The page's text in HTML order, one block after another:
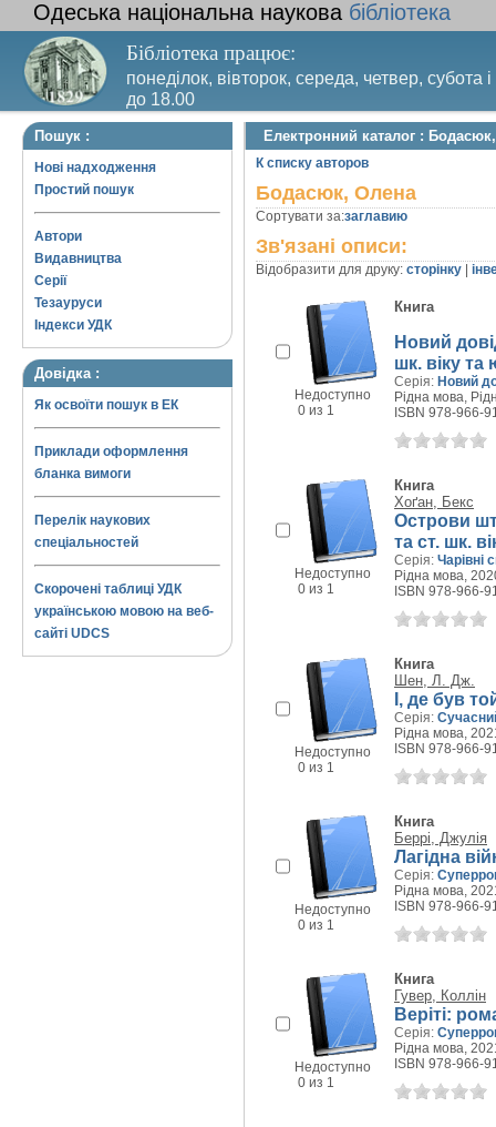
Одеська національна наукова бібліотека
Бібліотека працює:
понеділок, вівторок, середа, четвер, субота
до 18.00
Вихідний день – п’ятниця. Останній четвер
Пошук :
Нові надходження
Простий пошук
Автори
Видавництва
Серії
Тезауруси
Індекси УДК
Довідка :
Як освоїти пошук в ЕК
Приклади оформлення
бланка вимоги
Перелік наукових
спеціальностей
Скорочені таблиці УДК
українською мовою на веб-
сайті UDCS
Електронний каталог :
К списку авторов
Бодасюк, Олена
Сортувати за:заглавию
Зв'язані описи:
Відобразити для друку: сторінку
Недоступно
0 из 1
Книга
Новий
шк. віку та
Серія: Новий
Рідна мова,
ISBN 978-966-
Недоступно
0 из 1
Книга
Хоґан, Бекс
Острови
та ст. шк.
Серія: Чарівні
Рідна мова,
ISBN 978-966-
Недоступно
0 из 1
Книга
Шен, Л. Дж.
І, де був
Серія:
Рідна мова,
ISBN 978-966-
Недоступно
0 из 1
Книга
Беррі, Джулія
Лагідна
Серія:
Рідна мова,
ISBN 978-966-
Недоступно
0 из 1
Книга
Гувер, Коллін
Веріті:
Серія:
Рідна мова,
ISBN 978-966-